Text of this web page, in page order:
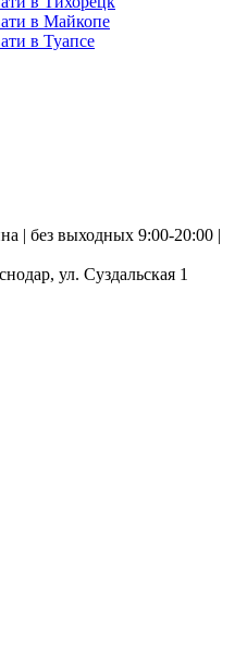
в Майкопе
в Туапсе
| без выходных 9:00-20:00 |
ул. Суздальская 1